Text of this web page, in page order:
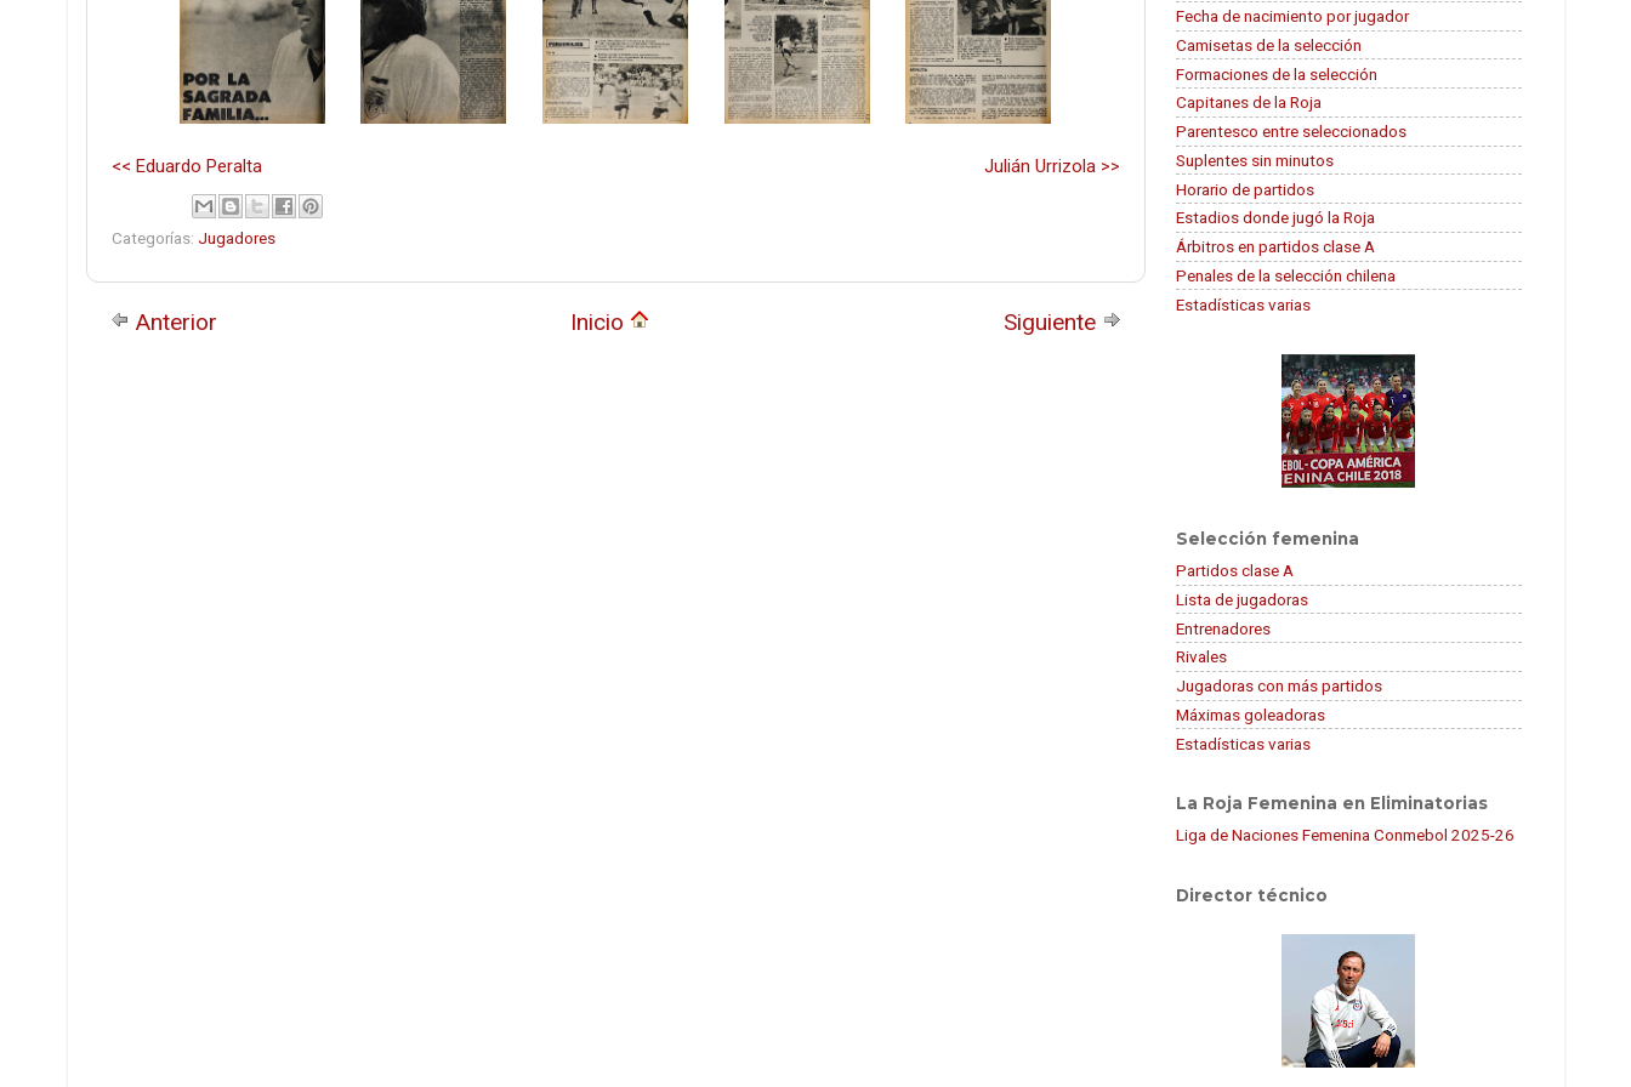
Julián Urrizola >>
<< Eduardo Peralta
Categorías: Jugadores
Siguiente
Anterior Inicio
Fecha de nacimiento por jugador
Camisetas de la selección
Formaciones de la selección
Capitanes de la Roja
Parentesco entre seleccionados
Suplentes sin minutos
Horario de partidos
Estadios donde jugó la Roja
Árbitros en partidos clase A
Penales de la selección chilena
Estadísticas varias
Selección femenina
Partidos clase A
Lista de jugadoras
Entrenadores
Rivales
Jugadoras con más partidos
Máximas goleadoras
Estadísticas varias
La Roja Femenina en Eliminatorias
Liga de Naciones Femenina Conmebol 2025-26
Director técnico